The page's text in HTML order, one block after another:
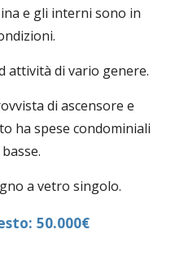
e gli interni sono in
attività di vario genere.
di ascensore e
ha spese condominiali
a vetro singolo.
50.000€